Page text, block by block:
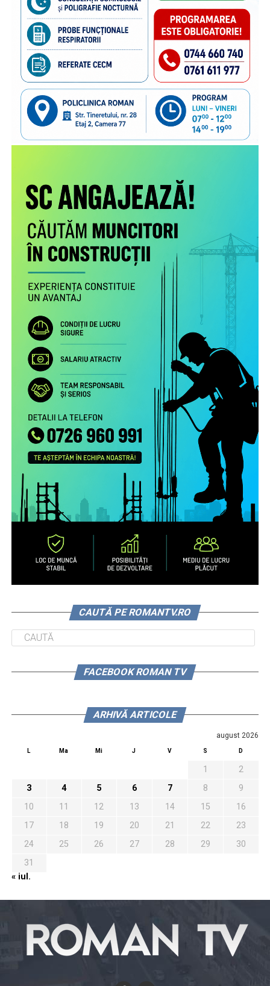
CAUTĂ PE ROMANTV.RO
FACEBOOK ROMAN TV
ARHIVĂ ARTICOLE
august 2026
L Ma Mi J V S D
1
2
3
4 5 6 7 8
9
10
11 12 13 14 15
16
17
18 19 20 21 22
23
24
25 26 27 28 29
30
31
« iul.